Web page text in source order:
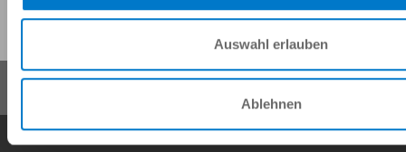
Auswahl erlauben
Ablehnen
AGB Datenschutz Impressum Kontakt